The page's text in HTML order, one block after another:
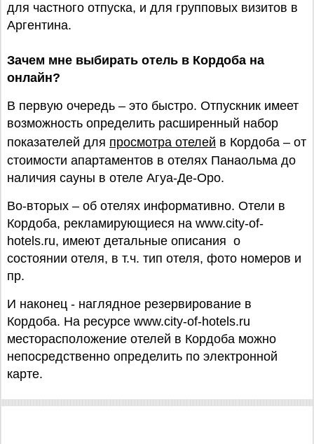
для частного отпуска, и для групповых визитов в
Аргентина.
Зачем мне выбирать отель в Кордоба на
онлайн?
В первую очередь – это быстро. Отпускник имеет
возможность определить расширенный набор
показателей для просмотра отелей в Кордоба – от
стоимости апартаментов в отелях Панаольма до
наличия сауны в отеле Агуа-Де-Оро.
Во-вторых – об отелях информативно. Отели в
Кордоба, рекламирующиеся на www.city-of-
hotels.ru, имеют детальные описания о
состоянии отеля, в т.ч. тип отеля, фото номеров и
пр.
И наконец - наглядное резервирование в
Кордоба. На ресурсе www.city-of-hotels.ru
месторасположение отелей в Кордоба можно
непосредственно определить по электронной
карте.